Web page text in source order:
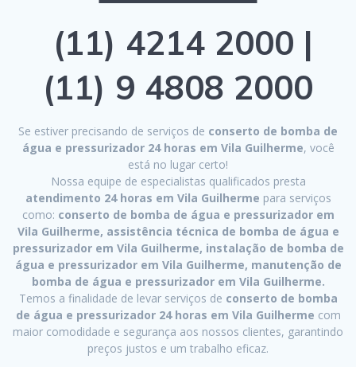
(11) 4214 2000 |
(11) 9 4808 2000
Se estiver precisando de serviços de conserto de bomba de
água e pressurizador 24 horas em Vila Guilherme, você
está no lugar certo!
Nossa equipe de especialistas qualificados presta
atendimento 24 horas em Vila Guilherme para serviços
como: conserto de bomba de água e pressurizador em
Vila Guilherme, assistência técnica de bomba de água e
pressurizador em Vila Guilherme, instalação de bomba de
água e pressurizador em Vila Guilherme, manutenção de
bomba de água e pressurizador em Vila Guilherme.
Temos a finalidade de levar serviços de conserto de bomba
de água e pressurizador 24 horas em Vila Guilherme com
maior comodidade e segurança aos nossos clientes, garantindo
preços justos e um trabalho eficaz.